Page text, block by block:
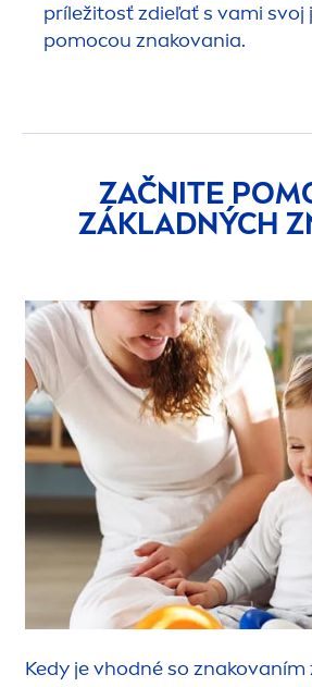
príležitosť zdieľať s vami svoj
pomocou znakovania.
ZAČNITE
ZÁKLADNÝCH
Kedy je vhodné so znakovaním